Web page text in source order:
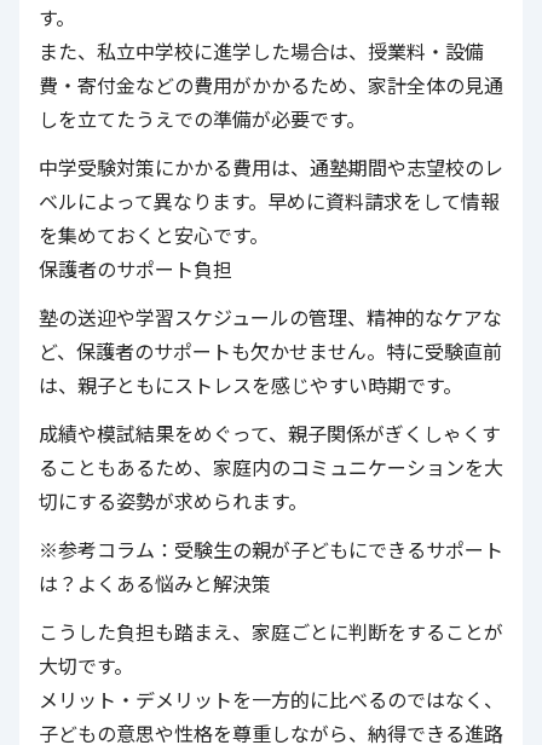
す。
また、私立中学校に進学した場合は、授業料・設備
費・寄付金などの費用がかかるため、家計全体の見通
しを立てたうえでの準備が必要です。
中学受験対策にかかる費用は、通塾期間や志望校のレ
ベルによって異なります。早めに資料請求をして情報
を集めておくと安心です。
保護者のサポート負担
塾の送迎や学習スケジュールの管理、精神的なケアな
ど、保護者のサポートも欠かせません。特に受験直前
は、親子ともにストレスを感じやすい時期です。
成績や模試結果をめぐって、親子関係がぎくしゃくす
ることもあるため、家庭内のコミュニケーションを大
切にする姿勢が求められます。
※参考コラム：受験生の親が子どもにできるサポート
は？よくある悩みと解決策
こうした負担も踏まえ、家庭ごとに判断をすることが
大切です。
メリット・デメリットを一方的に比べるのではなく、
子どもの意思や性格を尊重しながら、納得できる進路